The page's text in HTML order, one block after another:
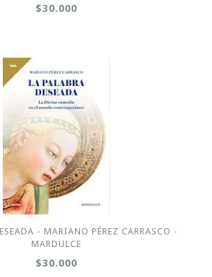
$30.000
- MARIANO PÉREZ CARRASCO -
MARDULCE
$30.000